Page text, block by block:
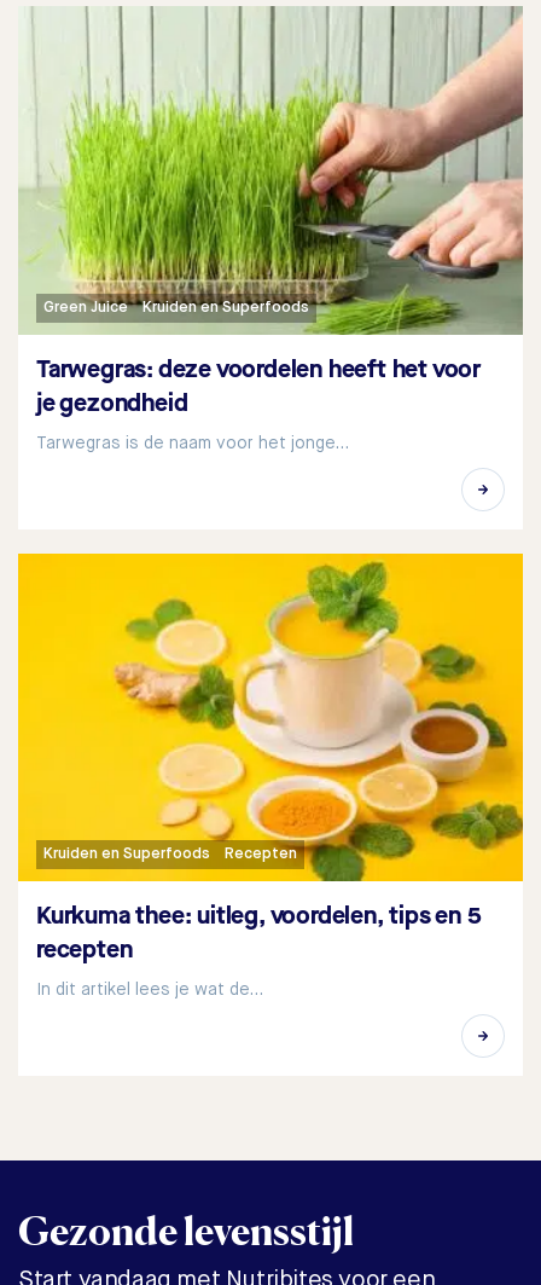
Green Juice Kruiden en Superfoods
Tarwegras: deze voordelen heeft het voor
je gezondheid
Tarwegras is de naam voor het jonge…
Kruiden en Superfoods Recepten
Kurkuma thee: uitleg, voordelen, tips en 5
recepten
In dit artikel lees je wat de…
Gezonde levensstijl